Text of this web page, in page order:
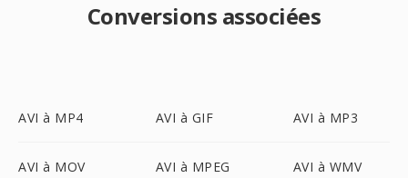
Conversions associées
AVI à MP4 AVI à GIF AVI à MP3
AVI à MOV AVI à MPEG AVI à WMV